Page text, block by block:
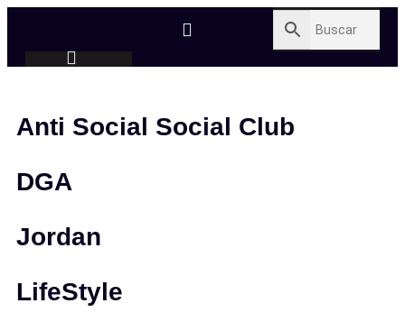
Anti Social Social Club
DGA
Jordan
LifeStyle